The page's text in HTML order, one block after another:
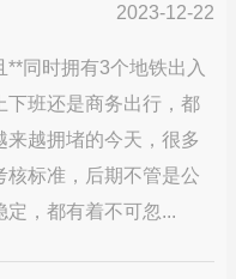
2023-12-22
同时拥有3个地铁出入
下班还是商务出行，都
越拥堵的今天，很多
核标准，后期不管是公
，都有着不可忽...